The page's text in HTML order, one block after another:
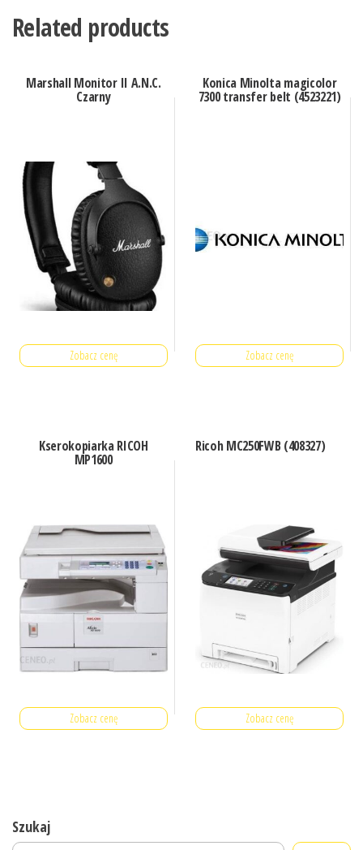
Related products
Marshall Monitor II A.N.C.
Czarny
Zobacz cenę
Konica Minolta magicolor
7300 transfer belt (4523221)
Zobacz cenę
Kserokopiarka RICOH
MP1600
Zobacz cenę
Ricoh MC250FWB (408327)
Zobacz cenę
Szukaj